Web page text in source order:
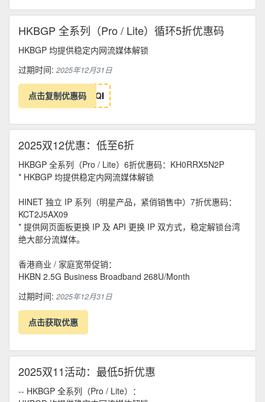
HKBGP 全系列（Pro / Lite）循环5折优惠码
HKBGP 均提供稳定内网流媒体解锁
过期时间: 2025年12月31日
点击复制优惠码 QI
2025双12优惠：低至6折
HKBGP 全系列（Pro / Lite）6折优惠码：KH0RRX5N2P
* HKBGP 均提供稳定内网流媒体解锁
HINET 独立 IP 系列（明星产品，紧俏销售中）7折优惠码：
KCT2J5AX09
* 提供网页面板更换 IP 及 API 更换 IP 双方式，稳定解锁台湾
绝大部分流媒体。
香港商业 / 家庭宽带促销：
HKBN 2.5G Business Broadband 268U/Month
过期时间: 2025年12月31日
点击获取优惠
2025双11活动：最低5折优惠
-- HKBGP 全系列（Pro / Lite）：